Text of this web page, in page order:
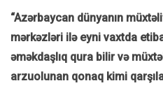
“Azərbaycan dünyanın
mərkəzləri ilə eyni vaxtda
əməkdaşlıq qura bilir və
arzuolunan qonaq kimi